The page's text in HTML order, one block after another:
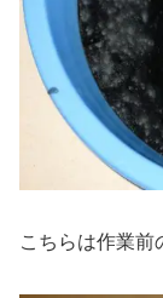
こちらは作業前